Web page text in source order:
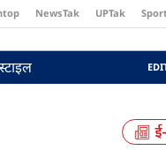
NewsTak UPTak